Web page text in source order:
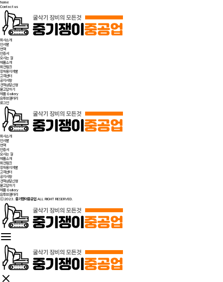
home
Contact us
회사소개
인사말
연혁
인증서
오시는 길
제품소개
회전링크
장착용지게발
고객센터
공지사항
견적상담신청
묻고답하기
제품 Gallery
유투브갤러리
로그인
회사소개
인사말
연혁
인증서
오시는 길
제품소개
회전링크
장착용지게발
고객센터
공지사항
견적상담신청
묻고답하기
제품 Gallery
유투브갤러리
ⓒ2023. 중기쟁이중공업 ALL RIGHT RESERVED.